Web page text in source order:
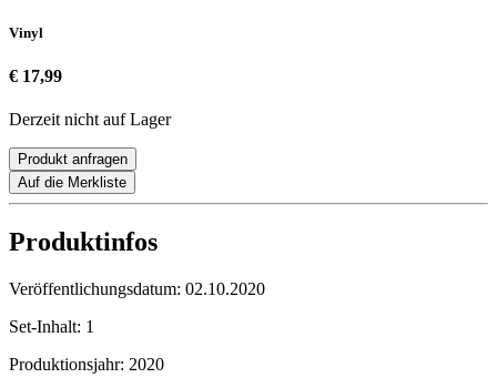
Vinyl
€ 17,99
Derzeit nicht auf Lager
Produkt anfragen
Auf die Merkliste
Produktinfos
Veröffentlichungsdatum: 02.10.2020
Set-Inhalt: 1
Produktionsjahr: 2020